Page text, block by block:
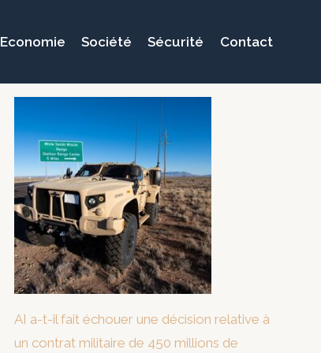
Economie Société Sécurité Contact
AI a-t-il fait échouer une décision relative à
un contrat militaire de 450 millions de